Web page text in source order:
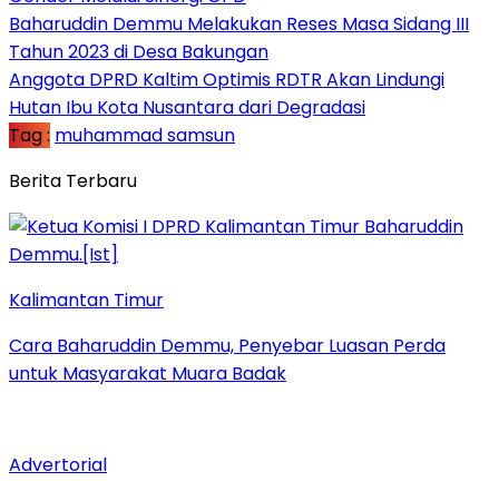
Baharuddin Demmu Melakukan Reses Masa Sidang III
Tahun 2023 di Desa Bakungan
Anggota DPRD Kaltim Optimis RDTR Akan Lindungi
Hutan Ibu Kota Nusantara dari Degradasi
Tag : muhammad samsun
Berita Terbaru
Kalimantan Timur
Cara Baharuddin Demmu, Penyebar Luasan Perda
untuk Masyarakat Muara Badak
Advertorial